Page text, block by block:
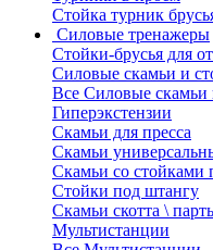
Стойка турник
Силовые тренажеры
Стойки-брусья для
Силовые скамьи и
Все Силовые скамьи
Гиперэкстензии
Скамьи для пресса
Скамьи
Скамьи со стойками
Стойки под штангу
Скамьи скотта \
Мультистанции